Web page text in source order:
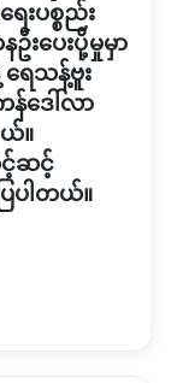
းပစ္စည်း
ပေးပို့မှုမှာ
ရေသန့်ဗူး
န်ဒေါ်လာ
။
ဆင့်
ြပါတယ်။